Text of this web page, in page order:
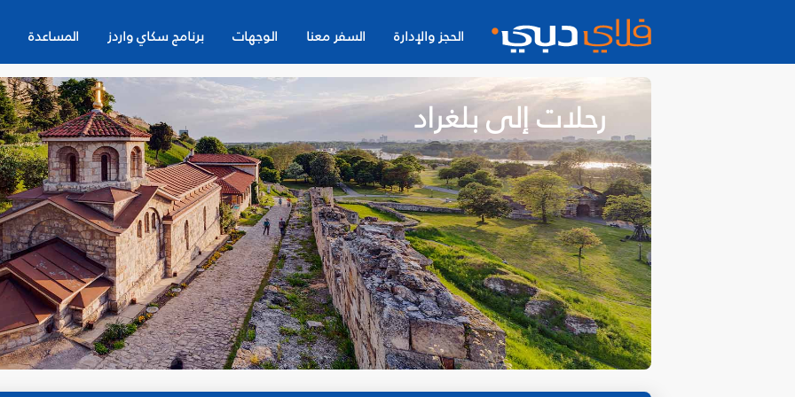
الحجز والإدارة السفر معنا الوجهات برنامج سكاي واردز المساعدة
رحلات إلى بلغراد